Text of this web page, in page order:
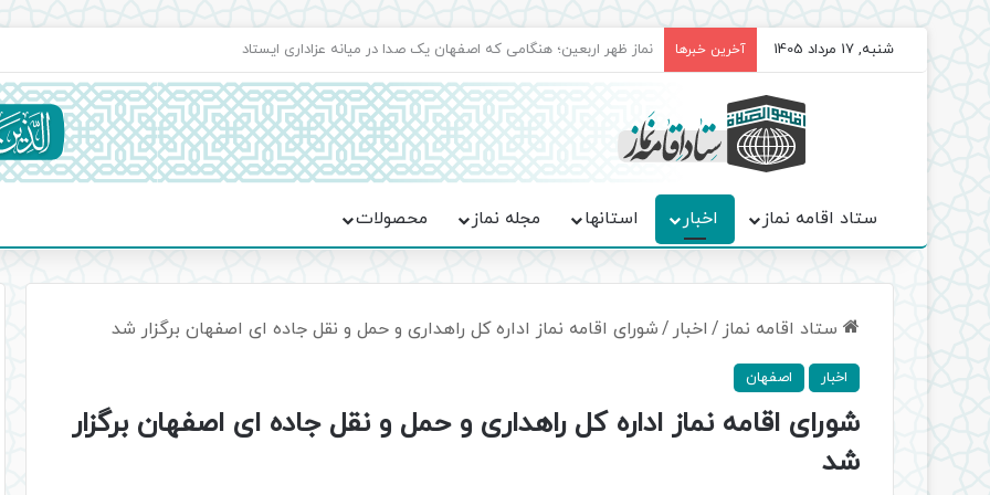
شنبه, 17 مرداد 1405 آخرین خبرها برگزاری باشکوه نمازهای جماعت در موکب فاطمه الزهرا (س)
ستاد اقامه نماز اخبار استانها مجله نماز محصولات
ستاد اقامه نماز / اخبار /شورای اقامه نماز اداره کل راهداری و حمل و نقل جاده ای اصفهان برگزار شد
اخبار اصفهان
شورای اقامه نماز اداره کل راهداری و حمل و نقل جاده ای اصفهان برگزار
شد